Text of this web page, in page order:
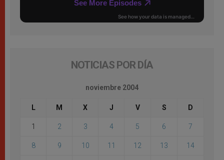
NOTICIAS POR DÍA
noviembre 2004
L M X J V S D
1 2 3 4 5 6 7
8 9 10 11 12 13 14